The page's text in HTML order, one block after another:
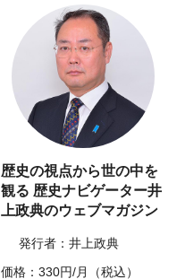
歴史の視点から世の中を
観る 歴史ナビゲーター井
上政典のウェブマガジン
発行者：井上政典
価格：330円/月（税込）